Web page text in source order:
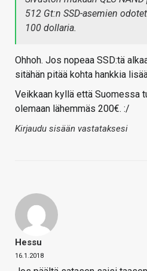
512 Gt:n SSD-asemien
100 dollaria.
Ohhoh. Jos nopeaa SSD:tä
sitähän pitää kohta hankkia
Veikkaan kyllä että Suomessa
olemaan lähemmäs 200€. :/
Kirjaudu sisään vastataksesi
Hessu
16.1.2018